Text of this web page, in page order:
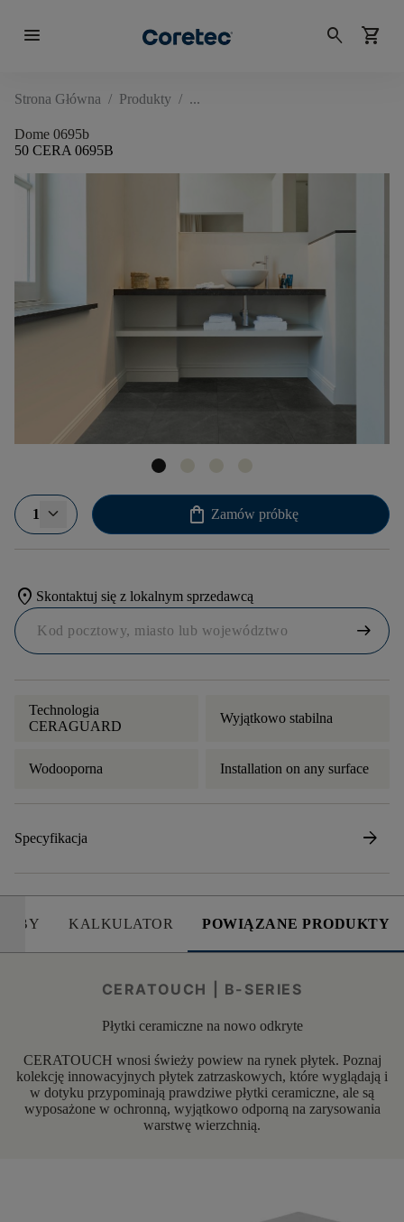
menu search shopping_cart
Strona Główna / Produkty /
Dome 0695b
50 CERA 0695B
1 shopping_bag Zamów próbkę
location_on Skontaktuj się z lokalnym sprzedawcą
arrow_right_alt
Technologia
CERAGUARD
Wyjątkowo stabilna
Wodooporna Installation on any surface
Specyfikacja arrow_forward
KALKULATOR POWIĄZANE PRODUKTY
CERATOUCH | B-SERIES
Płytki ceramiczne na nowo odkryte
CERATOUCH wnosi świeży powiew na rynek płytek. Poznaj
kolekcję innowacyjnych płytek zatrzaskowych, które wyglądają i
w dotyku przypominają prawdziwe płytki ceramiczne, ale są
wyposażone w ochronną, wyjątkowo odporną na zarysowania
warstwę wierzchnią.